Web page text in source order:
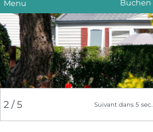
Buchen
2 / 5 Suivant dans 4 sec.
Menu